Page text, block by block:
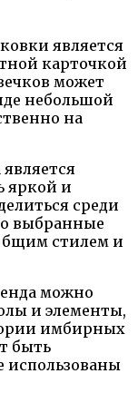
является
карточкой
может
небольшой
на
яркой и
среди
выбранные
стилем и
можно
и элементы,
имбирных
быть
использованы